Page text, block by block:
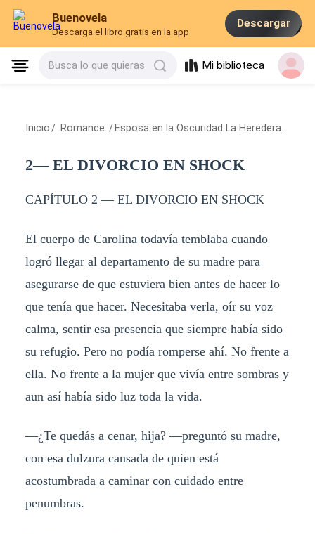
Buenovela
Descarga el libro gratis en la app
Descargar
Busca lo que quieras Mi biblioteca
Inicio / Romance / Esposa en la Oscuridad La Heredera Inesperada
2— EL DIVORCIO EN SHOCK
CAPÍTULO 2 — EL DIVORCIO EN SHOCK
El cuerpo de Carolina todavía temblaba cuando
logró llegar al departamento de su madre para
asegurarse de que estuviera bien antes de hacer lo
que tenía que hacer. Necesitaba verla, oír su voz
calma, sentir esa presencia que siempre había sido
su refugio. Pero no podía romperse ahí. No frente a
ella. No frente a la mujer que vivía entre sombras y
aun así había sido luz toda la vida.
—¿Te quedás a cenar, hija? —preguntó su madre,
con esa dulzura cansada de quien está
acostumbrada a caminar con cuidado entre
penumbras.